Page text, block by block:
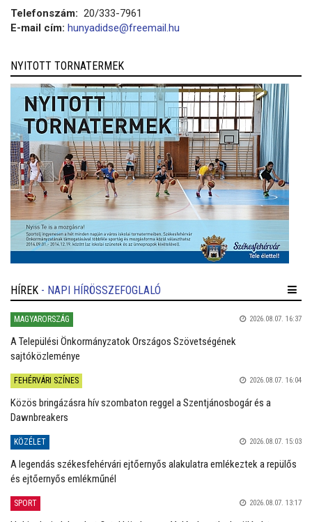
Telefonszám: 20/333-7961
E-mail cím: hunyadidse@freemail.hu
NYITOTT TORNATERMEK
HÍREK - NAPI HÍRÖSSZEFOGLALÓ
MAGYARORSZÁG 2026.08.07. 16:37
A Települési Önkormányzatok Országos Szövetségének
sajtóközleménye
FEHÉRVÁRI SZÍNES 2026.08.07. 16:04
Közös bringázásra hív szombaton reggel a Szentjánosbogár és a
Dawnbreakers
KÖZÉLET 2026.08.07. 15:03
A legendás székesfehérvári ejtőernyős alakulatra emlékeztek a repülős
és ejtőernyős emlékműnél
SPORT 2026.08.07. 13:17